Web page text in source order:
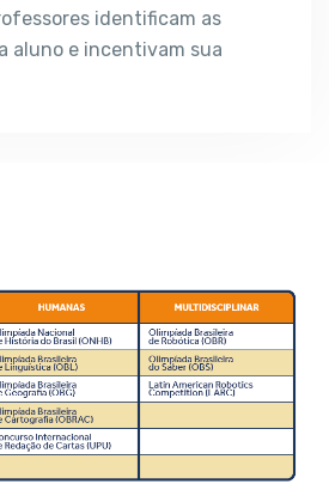
identificam as
aluno e incentivam sua